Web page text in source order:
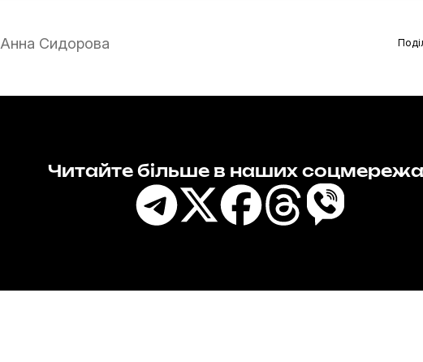
Анна Сидорова
Читайте більше в наших